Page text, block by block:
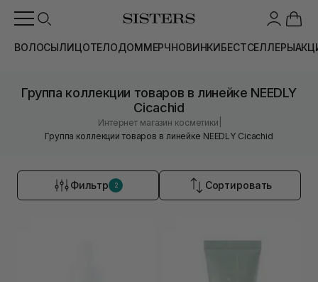
ВОЛОСЫЛИЦОТЕЛОДОММЕРЧНОВИНКИБЕСТСЕЛЛЕРЫ
Группа коллекции товаров в линейке NEEDLY
Cicachid
Интернет магазин косметики
Группа коллекции товаров в линейке NEEDLY Cicachid
Фильтр 2 Сортировать